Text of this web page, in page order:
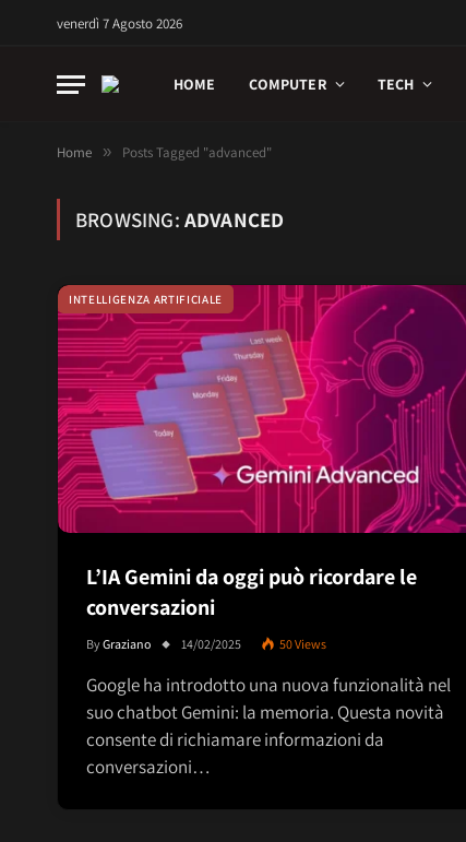
venerdì 7 Agosto 2026
HOME COMPUTER TECH
Home » Posts Tagged "advanced"
BROWSING: ADVANCED
INTELLIGENZA ARTIFICIALE
L’IA Gemini da oggi può ricordare le
conversazioni
ByGraziano 14/02/2025 50Views
Google ha introdotto una nuova funzionalità nel
suo chatbot Gemini: la memoria. Questa novità
consente di richiamare informazioni da
conversazioni…